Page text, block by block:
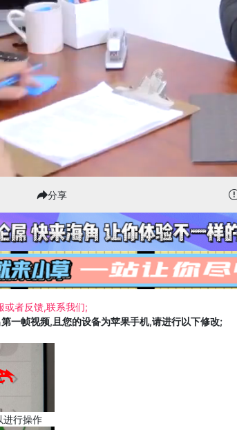
分享
或者反馈,联系我们;
一帧视频,且您的设备为苹果手机,请进行以下修改;
进行操作